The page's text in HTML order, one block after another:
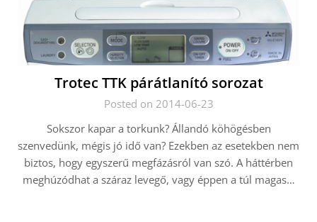
Trotec TTK párátlanító sorozat
Posted on 2014-06-23
Sokszor kapar a torkunk? Állandó köhögésben
szenvedünk, mégis jó idő van? Ezekben az esetekben nem
biztos, hogy egyszerű megfázásról van szó. A háttérben
meghúzódhat a száraz levegő, vagy éppen a túl magas…